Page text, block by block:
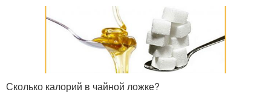
Сколько калорий в чайной ложке?